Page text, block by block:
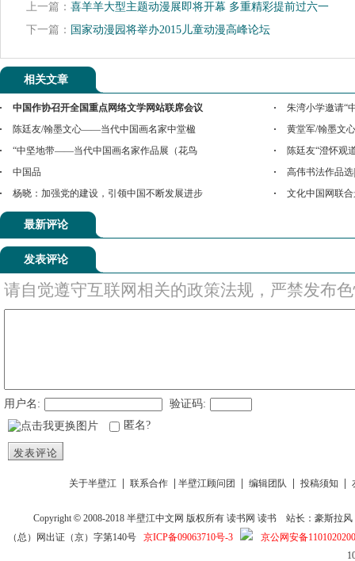
上一篇： 喜羊羊大型主题动漫展即将开幕 多重精彩提前过六一
下一篇： 国家动漫园将举办2015儿童动漫高峰论坛
相关文章
中国作协召开全国重点网络文学网站联席会议
朱湾小学邀请“
陈廷友/翰墨文心——当代中国画名家中堂楹
黄堂军/翰墨文
“中坚地带——当代中国画名家作品展（花鸟
陈廷友“澄怀观
中国品
高伟书法作品
杨晓：加强党的建设，引领中国不断发展进步
文化中国网联
最新评论
发表评论
请自觉遵守互联网相关的政策法规，严禁发布
用户名:
验证码:
匿名?
发表评论
关于半壁江 联系合作 半壁江顾问团 编辑团队 投稿须知
Copyright © 2008-2018半壁江中文网 版权所有读书网 读书
站长：豪斯拉风
（总）网出证（京）字第140号 京ICP备09063710号-3
京公网安备